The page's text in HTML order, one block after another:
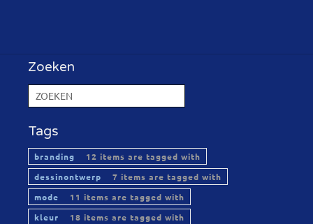
Zoeken
Tags
branding
12 items are tagged with
dessinontwerp
7 items are tagged with
mode
11 items are tagged with
kleur
18 items are tagged with